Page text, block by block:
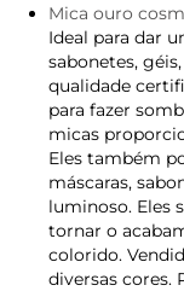
Mica ouro
Ideal para dar
sabonetes,
qualidade
para fazer
micas
Eles também
máscaras,
luminoso. Eles
tornar o
colorido.
diversas cores.